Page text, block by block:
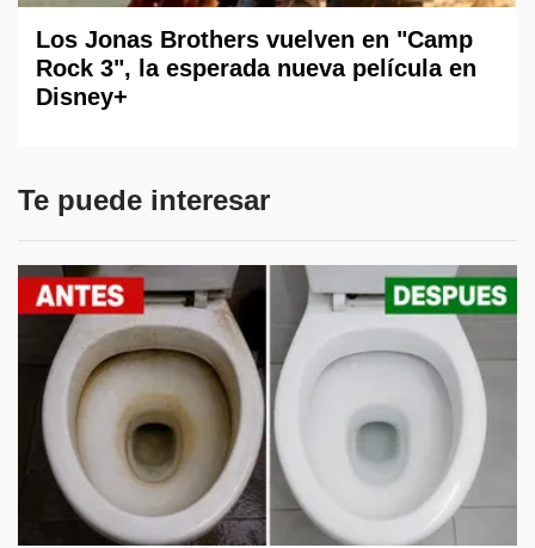
Los Jonas Brothers vuelven en "Camp
Rock 3", la esperada nueva película en
Disney+
Te puede interesar